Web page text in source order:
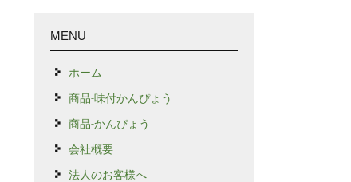
MENU
ホーム
商品-味付かんぴょう
商品-かんぴょう
会社概要
法人のお客様へ